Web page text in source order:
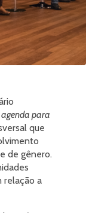
para
que
de gênero.
relação a